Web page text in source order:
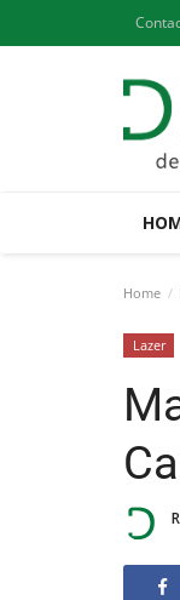
Home
Lazer